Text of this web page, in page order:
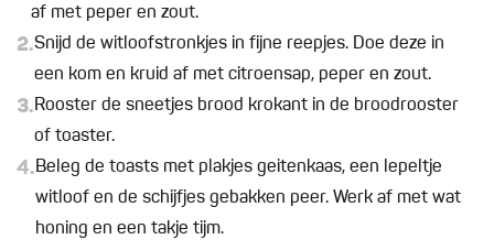
af met peper en zout.
2.Snijd de witloofstronkjes in fijne reepjes. Doe deze in
een kom en kruid af met citroensap, peper en zout.
3.Rooster de sneetjes brood krokant in de broodrooster
of toaster.
4.Beleg de toasts met plakjes geitenkaas, een lepeltje
witloof en de schijfjes gebakken peer. Werk af met wat
honing en een takje tijm.